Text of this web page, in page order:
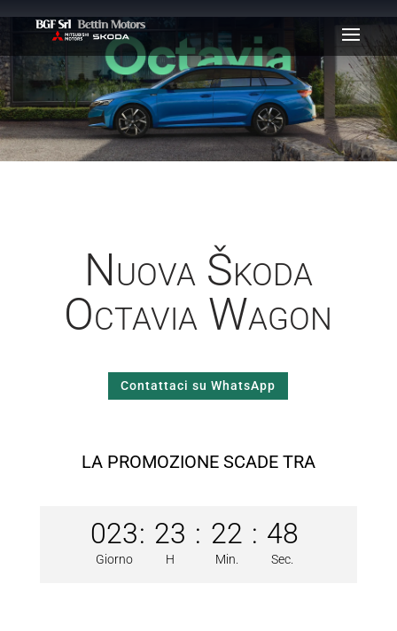
Nuova Škoda
Octavia Wagon
Contattaci su WhatsApp
LA PROMOZIONE SCADE TRA
023
Giorno
: 23
H
: 22
Min.
: 48
Sec.